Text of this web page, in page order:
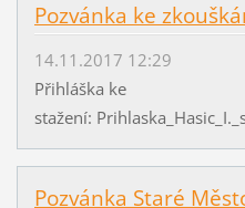
Pozvánka ke
14.11.2017 12:29
Přihláška ke
stažení:
Pozvánka Staré